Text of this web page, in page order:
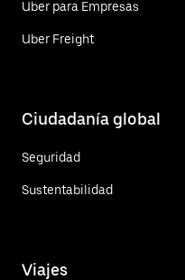
Uber para Empresas
Uber Freight
Ciudadanía global
Seguridad
Sustentabilidad
Viajes